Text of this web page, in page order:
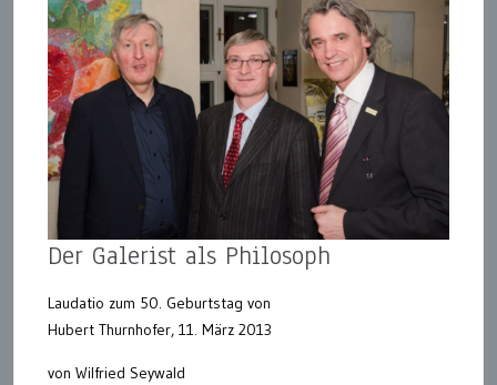
Der Galerist als Philosoph
Laudatio zum 50. Geburtstag von
Hubert Thurnhofer, 11. März 2013
von Wilfried Seywald